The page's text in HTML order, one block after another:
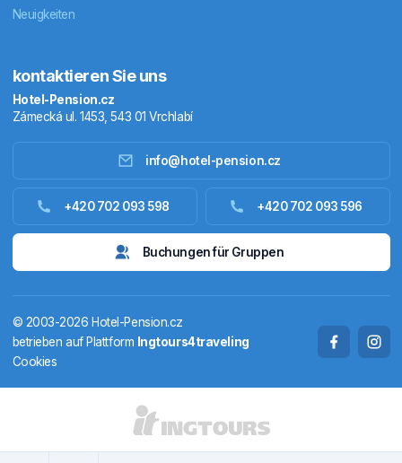
LÄNDER UND REGIONEN
Unterkunft Ausland
Thermalbäder
Ferienhäuser
DE
Neuigkeiten
kontaktieren Sie uns
Hotel-Pension.cz
Zámecká ul. 1453, 543 01 Vrchlabí
info@hotel-pension.cz
+420 702 093 598 +420 702 093 596
Buchungen für Gruppen
© 2003-2026 Hotel-Pension.cz
betrieben auf Plattform Ingtours4traveling
Cookies